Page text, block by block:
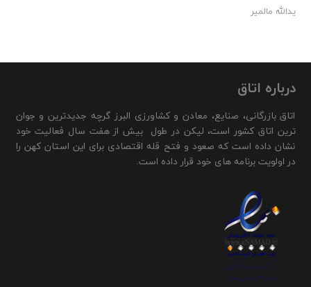
یدالله مالمیر
درباره اتاق
اتاق بازرگانی، صنایع، معادن و کشاورزی البرز گرچه جدیدترین و جوان
ترین اتاق کشور است، لیکن در طول بیش از هفت سال فعالیت خود
نشان داده است که صعود و فتح قله اقتصادی برای این استان کهن را
در اولویت برنامه های خود قرار داده است.